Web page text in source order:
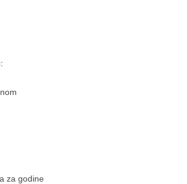
za godine